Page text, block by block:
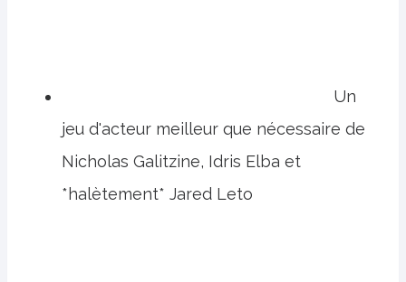
Un
jeu d'acteur meilleur que nécessaire de
Nicholas Galitzine, Idris Elba et
*halètement* Jared Leto